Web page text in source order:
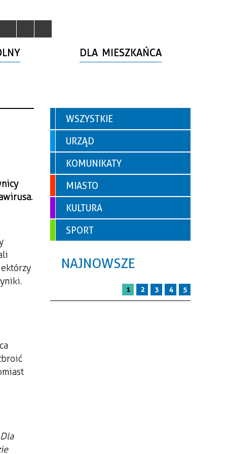
DLA MIESZKAŃCA
WSZYSTKIE
URZĄD
KOMUNIKATY
MIASTO
KULTURA
SPORT
NAJNOWSZE
1 2 3 4 5